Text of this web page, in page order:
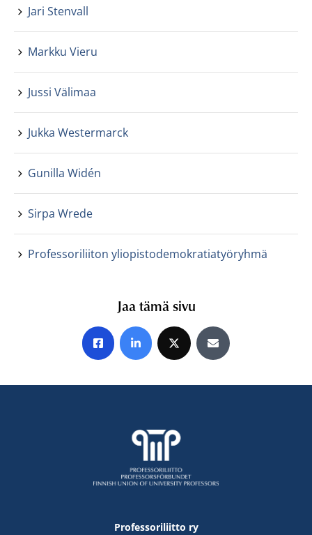
Jari Stenvall
Markku Vieru
Jussi Välimaa
Jukka Westermarck
Gunilla Widén
Sirpa Wrede
Professoriliiton yliopistodemokratiatyöryhmä
Jaa tämä sivu
Jaa Facebookissa
Jaa LinkedInissä
Jaa X:ssäJaa sähköpostitse
Professoriliitto ry